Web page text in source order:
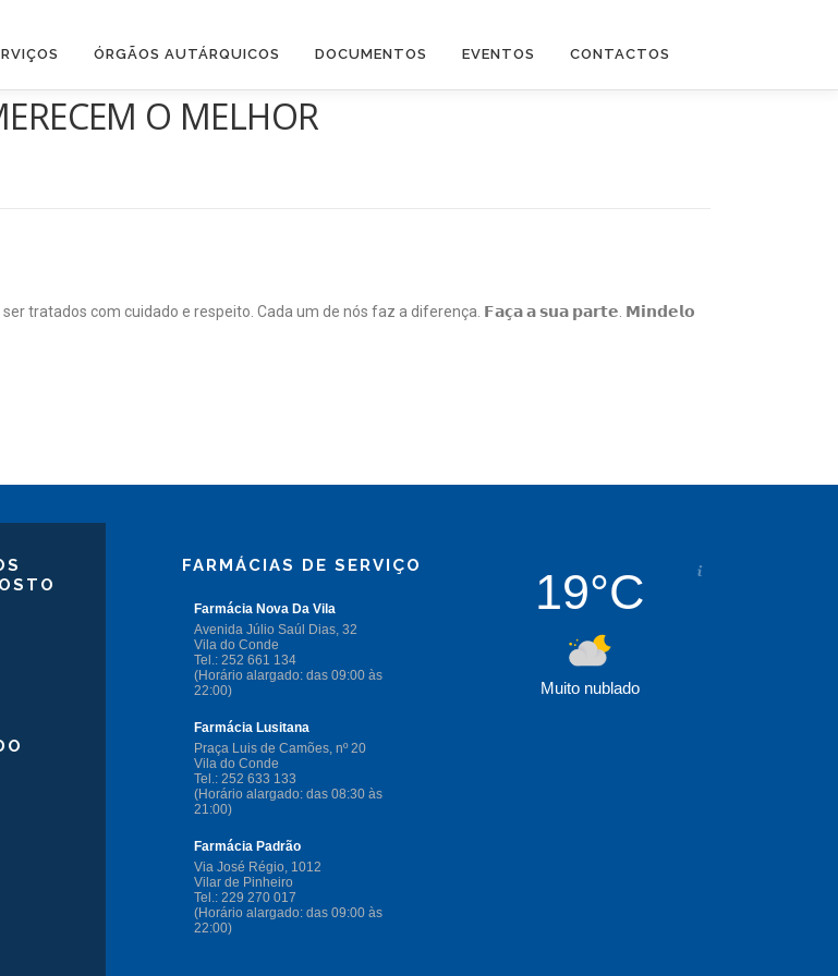
ÓRGÃOS AUTÁRQUICOS DOCUMENTOS EVENTOS CONTACTOS
O MELHOR
tratados com cuidado e respeito. Cada um de nós faz a diferença. 𝗙𝗮𝗰̧𝗮 𝗮 𝘀𝘂𝗮 𝗽𝗮𝗿𝘁𝗲. 𝗠𝗶𝗻𝗱𝗲𝗹𝗼
FARMÁCIAS DE SERVIÇO 19°C
Muito nublado